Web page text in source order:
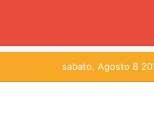
sabato, Agosto 8